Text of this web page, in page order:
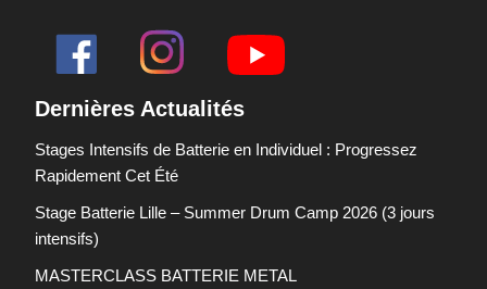
Dernières Actualités
Stages Intensifs de Batterie en Individuel : Progressez
Rapidement Cet Été
Stage Batterie Lille – Summer Drum Camp 2026 (3 jours
intensifs)
MASTERCLASS BATTERIE METAL